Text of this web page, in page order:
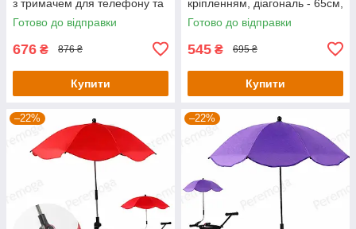
з тримачем для телефону та
підсклянником,обертання
360°-KT8003001
Готово до відправки
676 ₴ 876 ₴
Купити
кріпленням, діагональ - 65см,
голубого кольору KT8003101
Готово до відправки
545 ₴ 695 ₴
Купити
–22% –22%